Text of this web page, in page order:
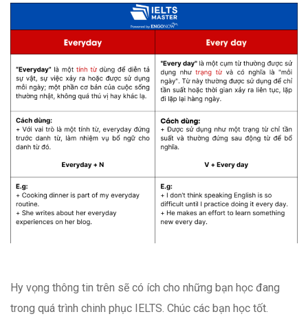
Hy vọng thông tin trên sẽ có ích cho những bạn học đang
trong quá trình chinh phục IELTS. Chúc các bạn học tốt.